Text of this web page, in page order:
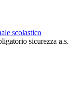
scolastico
sicurezza a.s.